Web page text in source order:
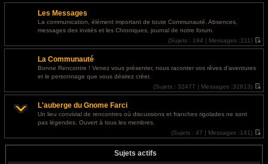
Les Messages
La communication, élément important de toute Communauté. Absences,
messages des invités et les Chroniques, journal de notre forum.
(Sujets : 194 | Messages :211)
V
e
e
s
La Communauté
Bonne Rencontre ! Venez vous présenter, nous raconter vos rêves d'aventures
et le personnage que vous désirez créer.
(Sujets : 32477 | Messages :32613)
V
e
r
L'auberge du Gnome Farci
Un lieu convivial de rencontres où discussions et franches rigolades ne sont
pas légendes. Ouvert à tous les membres.
(Sujets : 47 | Messages :141)
V
o
Sujets actifs